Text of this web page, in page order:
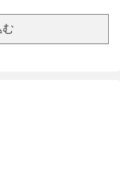
む